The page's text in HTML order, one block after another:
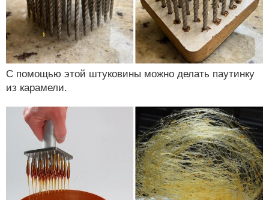
С помощью этой штуковины можно делать паутинку
из карамели.